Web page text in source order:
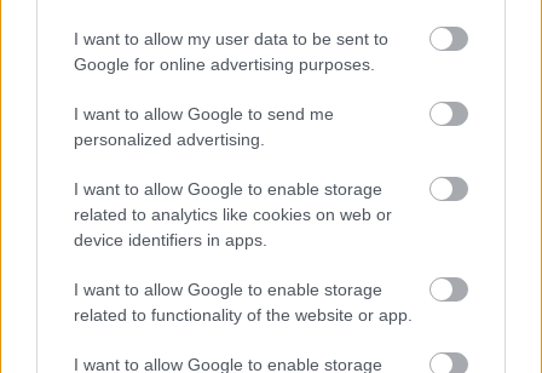
I want to allow my user data to be sent to
Google for online advertising purposes.
I want to allow Google to send me
personalized advertising.
I want to allow Google to enable storage
related to analytics like cookies on web or
device identifiers in apps.
I want to allow Google to enable storage
related to functionality of the website or app.
I want to allow Google to enable storage
a Nemzeti Média- és Hírközlési Hatóság vezetése is.
A választási győzelem után Magyar Péter
többször
hangsúlyozta, hogy a választók rendszerváltásra adtak
felhatalmazást, és ennek része a korábbi kormányzati
időszakban kinevezett közjogi vezetők lecserélése.
bejelentése szerint reggel 8 órakor személyesen
Sulyok Tamásta Sándor-palotában
igazságügyi miniszter,Görög Mártatársaságában.